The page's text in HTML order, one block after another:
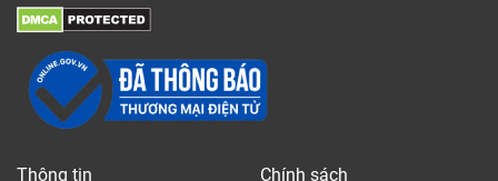
WPC của bạn. Lớp mặc cũng có nhiều độ dày khác
nhau tùy thuộc vào mục đích sử dụng và giá cả.
Khá đơn giản để chọn lựa, lớp mài mòn càng dày
(lớp MIL càng cao) sàn của bạn càng chống trầy
xước tốt. Bạn nên sử dụng lớp mài mòn nào?
Thông tin Chính sách